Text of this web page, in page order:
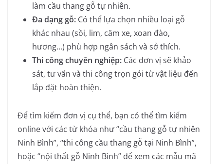
làm cầu thang gỗ tự nhiên.
Đa dạng gỗ: Có thể lựa chọn nhiều loại gỗ
khác nhau (sồi, lim, căm xe, xoan đào,
hương…) phù hợp ngân sách và sở thích.
Thi công chuyên nghiệp: Các đơn vị sẽ khảo
sát, tư vấn và thi công trọn gói từ vật liệu đến
lắp đặt hoàn thiện.
Để tìm kiếm đơn vị cụ thể, bạn có thể tìm kiếm
online với các từ khóa như “cầu thang gỗ tự nhiên
Ninh Bình”, “thi công cầu thang gỗ tại Ninh Bình”,
hoặc “nội thất gỗ Ninh Bình” để xem các mẫu mã